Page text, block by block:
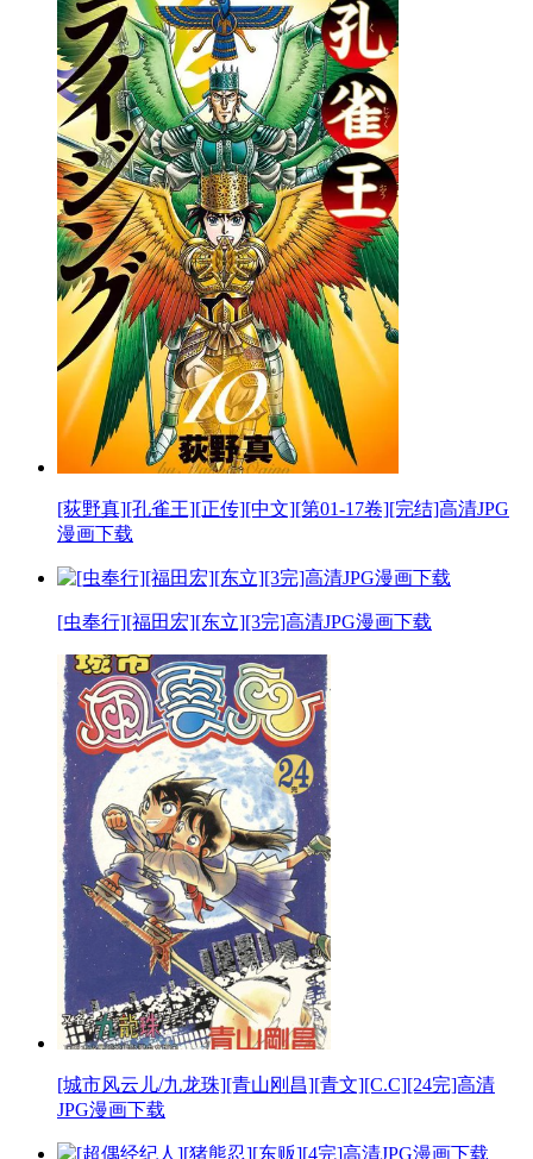
[荻野真][孔雀王][正传][中文][第01-17卷][完结]高清JPG
漫画下载
[虫奉行][福田宏][东立][3完]高清JPG漫画下载
[城市风云儿/九龙珠][青山刚昌][青文][C.C][24完]高清
JPG漫画下载